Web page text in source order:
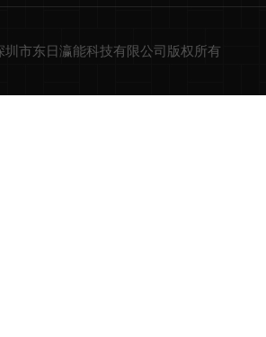
圳市东日瀛能科技有限公司版权所有